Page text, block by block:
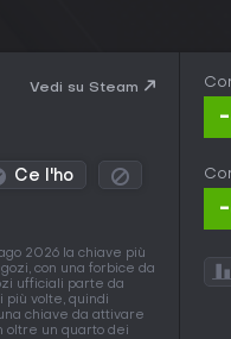
Vedi su Steam
Ce l'ho
2026 la chiave più
con una forbice da
ufficiali parte da
volte, quindi
chiave da attivare
oltre un quarto dei